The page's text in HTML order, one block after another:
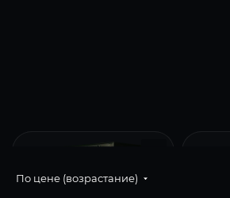
По цене (возрастание)